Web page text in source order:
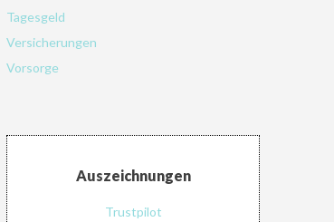
Tagesgeld
Versicherungen
Vorsorge
Auszeichnungen
Trustpilot